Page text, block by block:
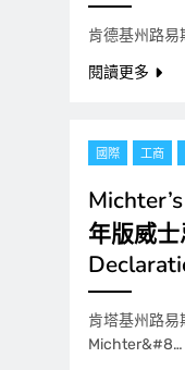
肯德基州路
閱讀更多
國際 工商
年版威
肯塔基州路
Michter&#8…